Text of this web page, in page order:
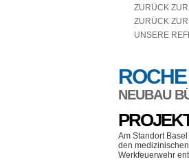
ZURÜCK
ZURÜCK
UNSERE
NEUBAU
Am Standort
den
Werkfeuerwehr